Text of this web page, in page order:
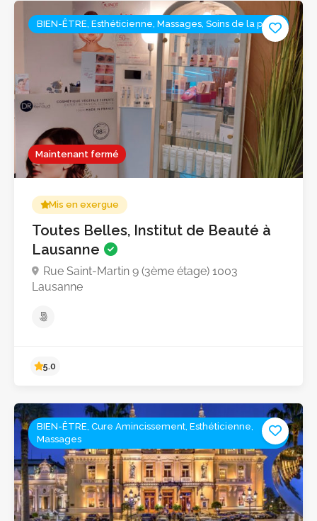
Maintenant fermé
BIEN-ÊTRE, Esthéticienne, Massages, Soins de la peau
Mis en exergue
Toutes Belles, Institut de Beauté à
Lausanne
Rue Saint-Martin 9 (3ème étage) 1003
Lausanne
5.0
BIEN-ÊTRE, Cure Amincissement, Esthéticienne,
Massages